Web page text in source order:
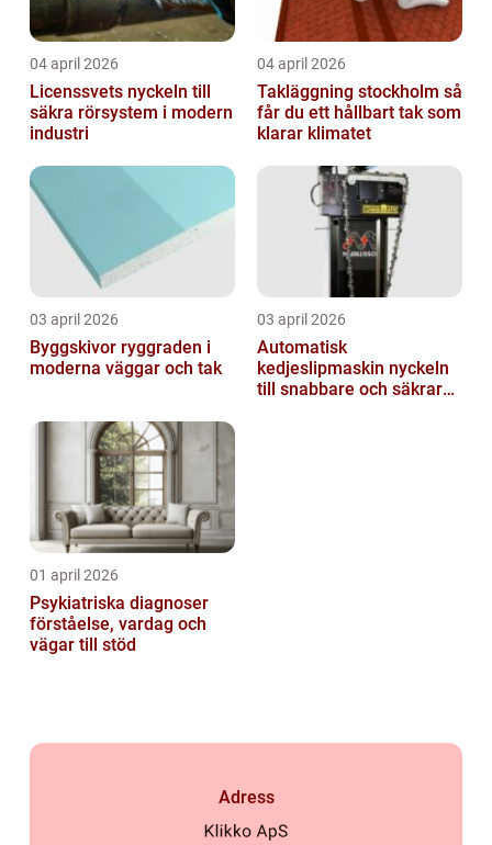
04 april 2026
Licenssvets nyckeln till
säkra rörsystem i modern
industri
04 april 2026
Takläggning stockholm så
får du ett hållbart tak som
klarar klimatet
03 april 2026
Byggskivor ryggraden i
moderna väggar och tak
03 april 2026
Automatisk
kedjeslipmaskin nyckeln
till snabbare och säkrare
01 april 2026
Psykiatriska diagnoser
förståelse, vardag och
vägar till stöd
Adress